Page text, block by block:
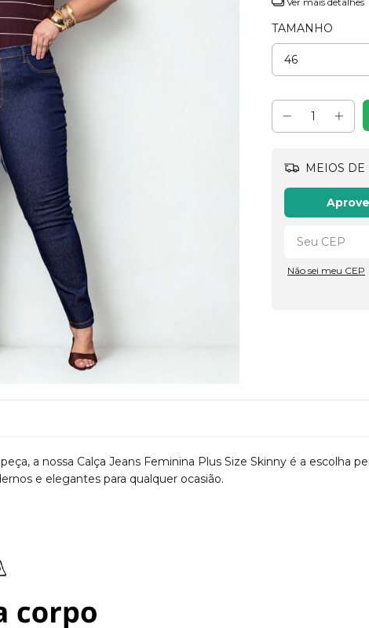
TAMANHO
MEIOS DE
Não sei meu CEP
a nossa Calça Jeans Feminina Plus Size Skinny é a escolha
e elegantes para qualquer ocasião.